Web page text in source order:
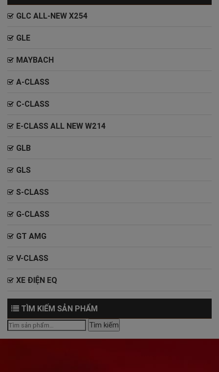
GLC ALL-NEW X254
GLE
MAYBACH
A-CLASS
C-CLASS
E-CLASS ALL NEW W214
GLB
GLS
S-CLASS
G-CLASS
GT AMG
V-CLASS
XE ĐIỆN EQ
TÌM KIẾM SẢN PHẨM
Tìm
kiếm:
Tìm kiếm